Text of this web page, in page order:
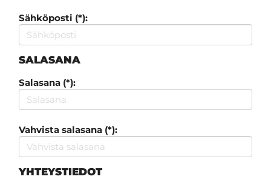
Sähköposti (*):
SALASANA
Salasana (*):
Vahvista salasana (*):
YHTEYSTIEDOT